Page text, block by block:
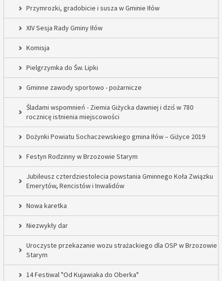
Przymrozki, gradobicie i susza w Gminie Iłów
XIV Sesja Rady Gminy Iłów
Komisja
Pielgrzymka do Św. Lipki
Gminne zawody sportowo - pożarnicze
Śladami wspomnień - Ziemia Giżycka dawniej i dziś w 780
rocznicę istnienia miejscowości
Dożynki Powiatu Sochaczewskiego gmina Iłów – Giżyce 2019
Festyn Rodzinny w Brzozowie Starym
Jubileusz czterdziestolecia powstania Gminnego Koła Związku
Emerytów, Rencistów i Inwalidów
Nowa karetka
Niezwykły dar
Uroczyste przekazanie wozu strażackiego dla OSP w Brzozowie
Starym
14 Festiwal "Od Kujawiaka do Oberka"